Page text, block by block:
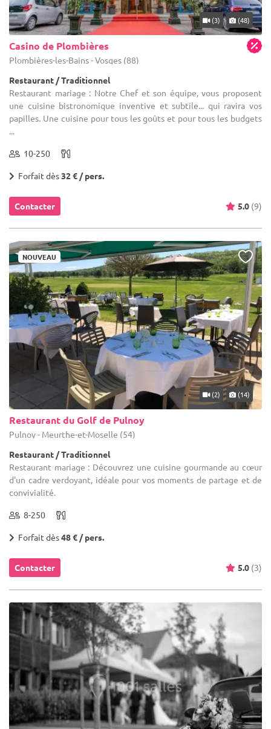
(3) (48)
Casino de Plombières
Plombières-les-Bains - Vosges (88)
Restaurant / Traditionnel
Restaurant mariage : Notre Chef et son équipe, vous proposent
une cuisine bistronomique inventive et subtile... qui ravira vos
papilles. Une cuisine pour tous les goûts et pour tous les budgets
...
10-250
Forfait dès32 € / pers.
Contacter 5.0 (9)
NOUVEAU
(2) (14)
Restaurant du Golf de Pulnoy
Pulnoy - Meurthe-et-Moselle (54)
Restaurant / Traditionnel
Restaurant mariage : Découvrez une cuisine gourmande au cœur
d'un cadre verdoyant, idéale pour vos moments de partage et de
convivialité.
8-250
Forfait dès48 € / pers.
Contacter 5.0 (3)